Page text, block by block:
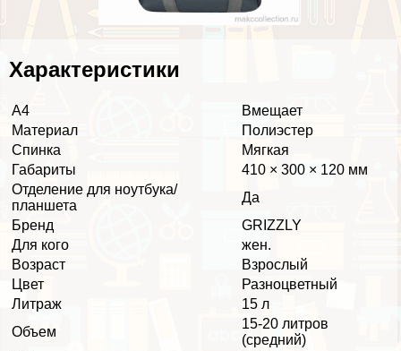
Хаpaктеристики
А4
Вмещает
Материал
Полиэстер
Спинка
Мягкая
Габариты
410 × 300 × 120 мм
Отделение для ноутбука/
планшета
Да
Бренд
GRIZZLY
Для кого
жен.
Возраст
Взрослый
Цвет
Разноцветный
Литраж
15 л
Объем
15-20 литров
(средний)